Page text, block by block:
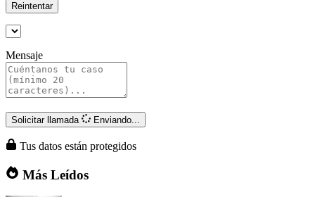
Reintentar
Mensaje
Solicitar llamada Enviando...
Tus datos están protegidos
Más Leídos